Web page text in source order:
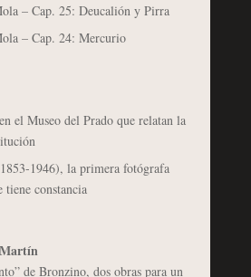
– Cap. 25: Deucalión y Pirra
– Cap. 24: Mercurio
el Museo del Prado que relatan la
1946), la primera fotógrafa
tiene constancia
de Bronzino, dos obras para un